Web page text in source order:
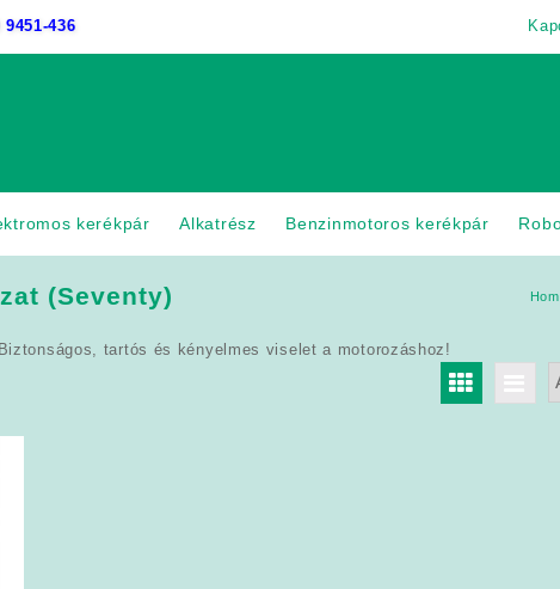
9451-436
kerékpár Alkatrész Benzinmotoros kerékpár
(Seventy)
tartós és kényelmes viselet a motorozáshoz!